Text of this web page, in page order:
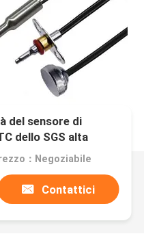
del sensore di
dello SGS alta
：Negoziabile
Contattici